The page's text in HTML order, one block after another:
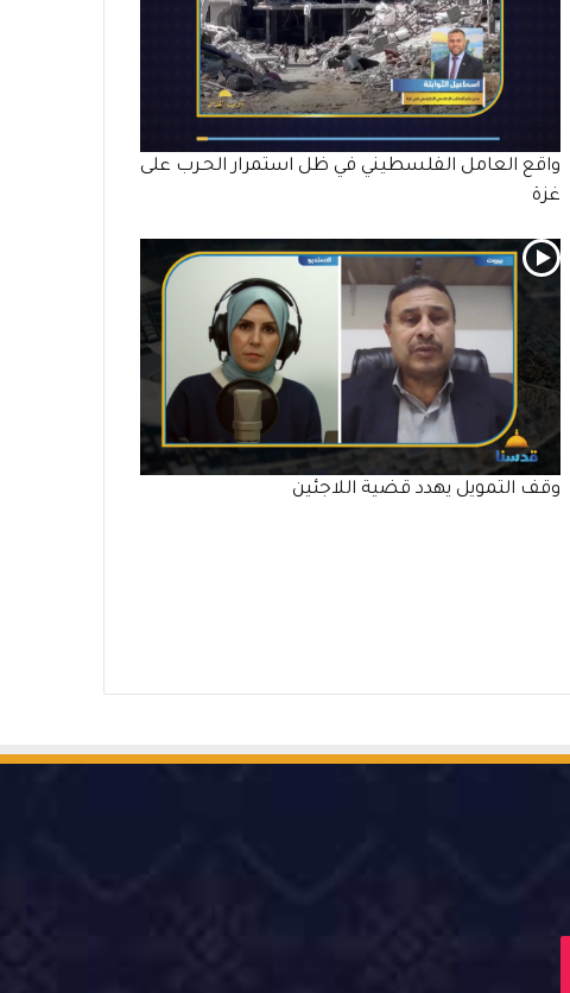
واقع العامل الفلسطيني في ظل استمرار الحـرب على
غزة
وقف التمويل يهدد قضية اللاجئين